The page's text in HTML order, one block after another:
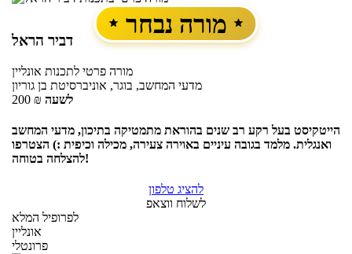
מורה נבחר
דביר הראל
מורה פרטי לתכנות אונליין
מדעי המחשב, בוגר, אוניברסיטת בן גוריון
200 ₪ לשעה
הייטקיסט בעל רקע רב שנים בהוראת מתמטיקה בתיכון, מדעי המחשב
ואנגלית. מלמד בגובה עיניים באוירה צעירה, מכילה וכיפית :) הצטרפו
להצלחה בטוחה!
להציג טלפון
לשלוח ווצאפ
לפרופיל המלא
אונליין
פרונטלי